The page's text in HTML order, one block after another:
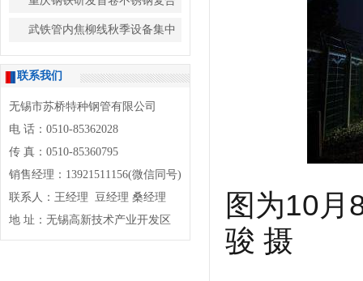
武铁管内焦柳线秋季设备集中
联系我们
无锡市苏桥特种钢管有限公司
电 话：0510-85362028
传 真：0510-85360795
销售经理：13921511156(微信同号)
联系人：王经理 豆经理 桑经理
地 址：无锡高新技术产业开发区
图为10
骏 摄